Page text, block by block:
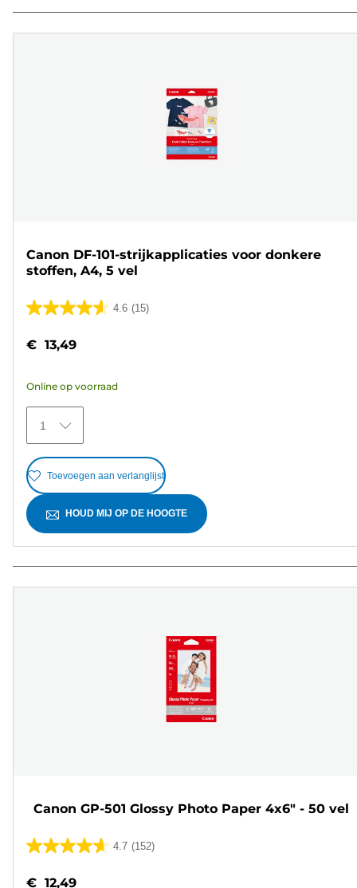
Canon DF-101-strijkapplicaties voor donkere
stoffen, A4, 5 vel
4.6 (15)
4.6
de
sterren.
15
beoordelingen
€ 13,49
Online op voorraad
1
Toevoegen aan verlanglijst
HOUD MIJ OP DE HOOGTE
Canon GP-501 Glossy Photo Paper 4x6" - 50 vel
4.7 (152)
4.7
€ 12,49